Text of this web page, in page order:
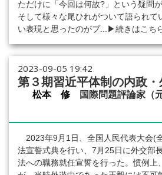
ただけに「今回は何故?」という疑問
そして様々な尾ひれがついて語られて
い表現と思ったのがブ...
▶続きはこち
2023-09-05 19:42
第３期習近平体制の内政
松本 修 国際問題評論家（
2023年9月1日、全国人民代表大会(
法宣誓式典を行い、7月25日に外交部
法への職務就任宣誓を行った。慣例上